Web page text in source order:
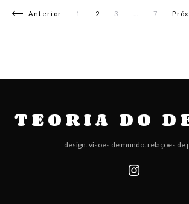
Navegação por posts
Anterior 1 2 3 7
TEORIA DO
design. visões de mundo. relações de